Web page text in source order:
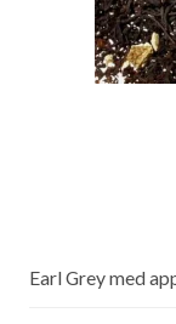
Earl Grey med